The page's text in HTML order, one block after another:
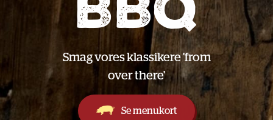
Smag vores klassikere 'from
over there'
Se menukort